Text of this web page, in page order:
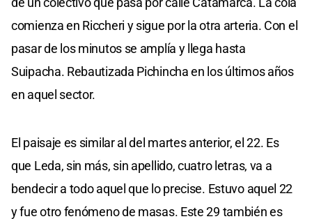
comienza en Riccheri y sigue por la otra arteria. Con el
pasar de los minutos se amplía y llega hasta
Suipacha. Rebautizada Pichincha en los últimos años
en aquel sector.
El paisaje es similar al del martes anterior, el 22. Es
que Leda, sin más, sin apellido, cuatro letras, va a
bendecir a todo aquel que lo precise. Estuvo aquel 22
y fue otro fenómeno de masas. Este 29 también es